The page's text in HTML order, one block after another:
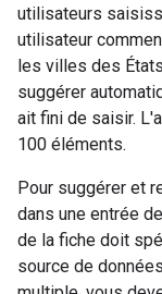
utilisateurs
utilisateur
les villes des
suggérer
ait fini de saisir.
100 éléments.
Pour suggérer et
dans une entrée
de la fiche doit
source de